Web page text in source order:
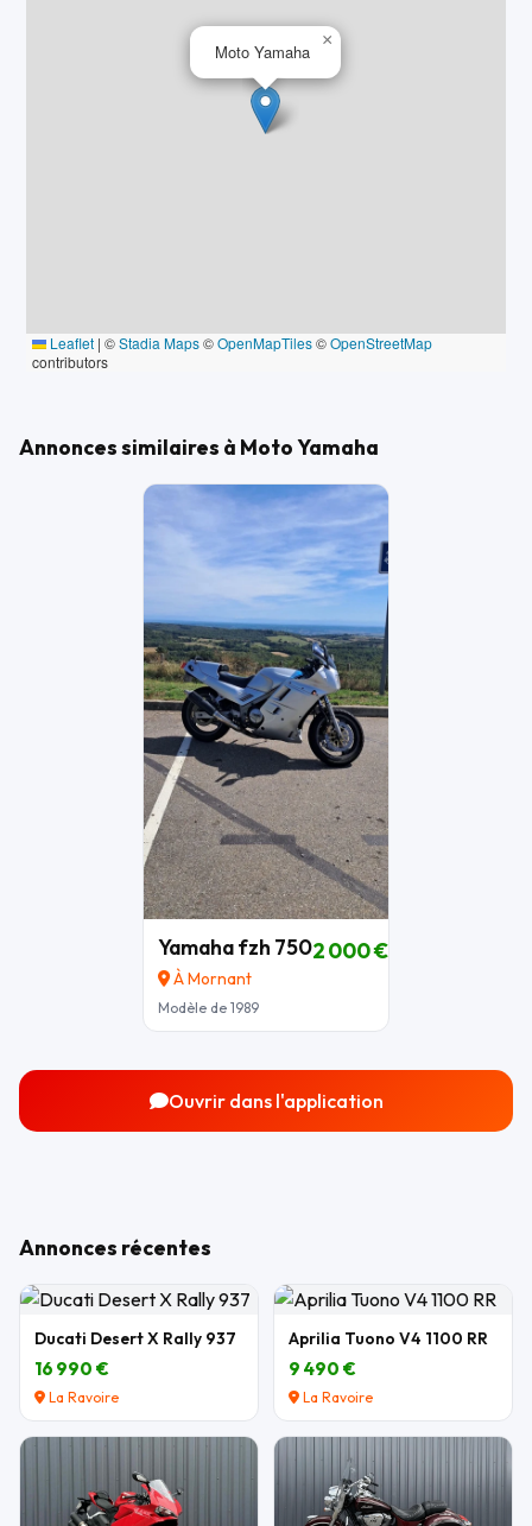
Moto Yamaha
×
Leaflet | ©Stadia Maps©OpenMapTiles©OpenStreetMap
contributors
Annonces similaires à Moto Yamaha
Yamaha fzh 750
À Mornant
Modèle de 1989
2 000 €
Ouvrir dans l'application
Annonces récentes
Ducati Desert X Rally 937
16 990 €
La Ravoire
Aprilia Tuono V4 1100 RR
9 490 €
La Ravoire